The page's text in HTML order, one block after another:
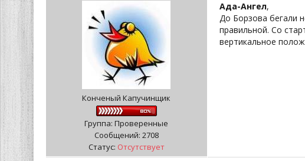
Конченый Капучинщик
Группа: Проверенные
Сообщений: 2708
Статус: Отсутствует
Ада-Ангел,
До Борзова бегали
правильной. Со
вертикальное